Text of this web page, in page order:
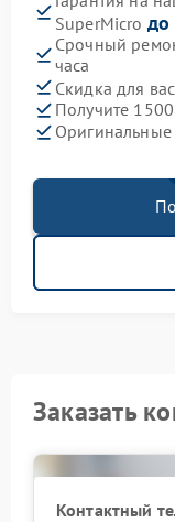
SuperMicro до
Срочный
часа
Скидка для
Получите
Заказать
Контактный